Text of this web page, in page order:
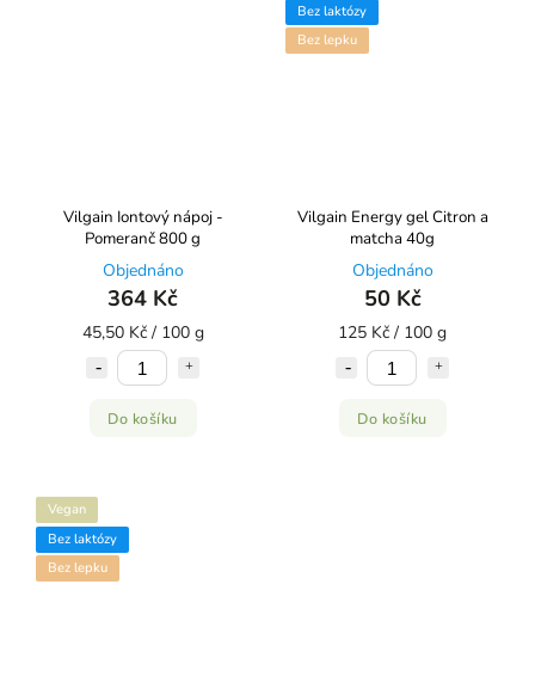
Vilgain Iontový nápoj -
Pomeranč 800 g
Objednáno
364 Kč
45,50 Kč / 100 g
Do košíku
Bez laktózy
Bez lepku
Vilgain Energy gel Citron a
matcha 40g
Objednáno
50 Kč
125 Kč / 100 g
Do košíku
Vegan
Bez laktózy
Bez lepku